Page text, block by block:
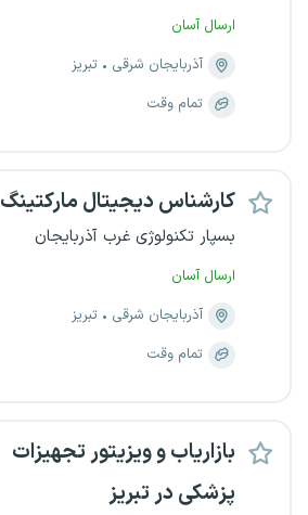
ارسال آسان
آذربایجان شرقی
تبریز
تمام وقت
کارشناس دیجیتال مارکتینگ
بسپار تکنولوژی غرب آذربایجان
ارسال آسان
آذربایجان شرقی
تبریز
تمام وقت
بازاریاب و ویزیتور تجهیزات
پزشکی در تبریز